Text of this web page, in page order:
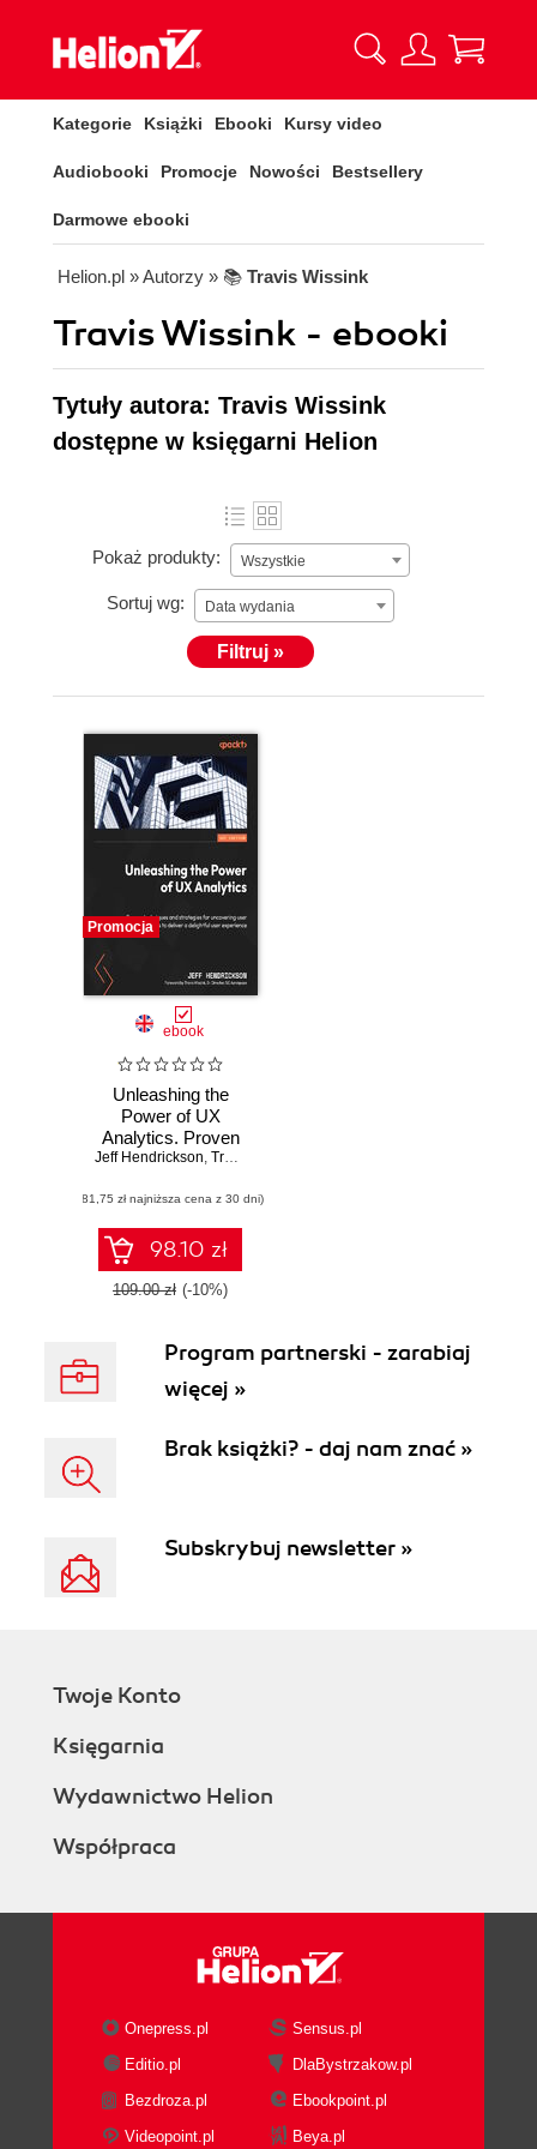
Kategorie Książki Ebooki Kursy video
Audiobooki Promocje Nowości Bestsellery
Darmowe ebooki
Helion.pl » Autorzy » 📚 Travis Wissink
Travis Wissink - ebooki
Tytuły autora: Travis Wissink
dostępne w księgarni Helion
Pokaż produkty: Wszystkie
Sortuj wg: Data wydania
Filtruj »
Promocja
ebook
Unleashing the
Power of UX
Analytics. Proven
techniques and
uncovering user
insights to deliver a
delightful user
experience
Jeff Hendrickson, Travis Wissink
(81,75 zł najniższa cena z 30 dni)
98.10 zł
109.00 zł (-10%)
Program partnerski - zarabiaj
więcej »
Brak książki? - daj nam znać »
Subskrybuj newsletter »
Twoje Konto
Księgarnia
Wydawnictwo Helion
Współpraca
Onepress.pl
Sensus.pl
Editio.pl
DlaBystrzakow.pl
Bezdroza.pl
Ebookpoint.pl
Videopoint.pl
Beya.pl